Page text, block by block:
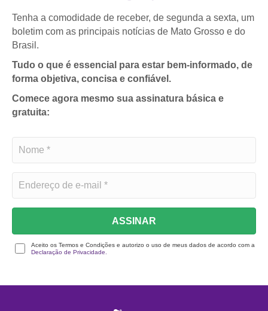
Tenha a comodidade de receber, de segunda a sexta, um
boletim com as principais notícias de Mato Grosso e do
Brasil.
Tudo o que é essencial para estar bem-informado, de
forma objetiva, concisa e confiável.
Comece agora mesmo sua assinatura básica e
gratuita:
ASSINAR
Aceito os Termos e Condições e autorizo o uso de meus dados de acordo com a
Declaração de Privacidade.